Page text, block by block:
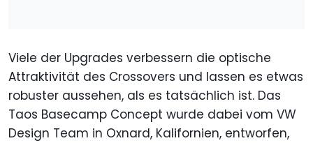
Viele der Upgrades verbessern die optische
Attraktivität des Crossovers und lassen es etwas
robuster aussehen, als es tatsächlich ist. Das
Taos Basecamp Concept wurde dabei vom VW
Design Team in Oxnard, Kalifornien, entworfen,